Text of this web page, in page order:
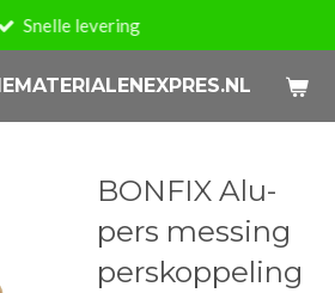
Snelle levering
BONFIX Alu-
pers messing
perskoppeling